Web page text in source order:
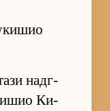
над­г­
Ки­